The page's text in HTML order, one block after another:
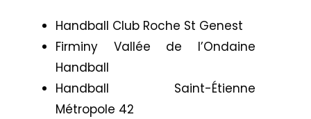
Handball Club Roche St Genest
Firminy Vallée de l’Ondaine
Handball
Handball Saint-Étienne
Métropole 42